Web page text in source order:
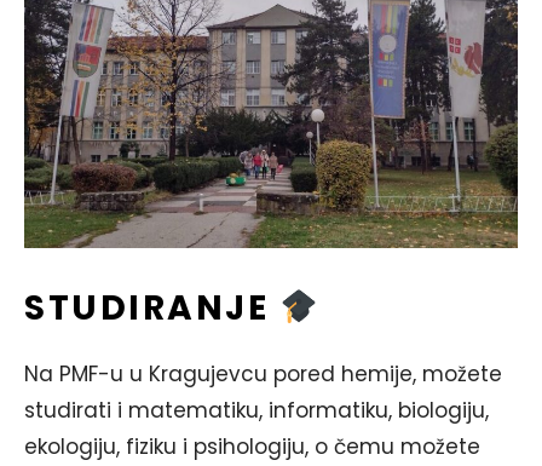
STUDIRANJE
Na PMF-u u Kragujevcu pored hemije, možete
studirati i matematiku, informatiku, biologiju,
ekologiju, fiziku i psihologiju, o čemu možete